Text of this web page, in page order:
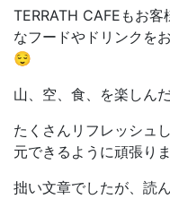
TERRATH CAFEもお
なフードやドリンクを
😌
山、空、食、を楽しん
たくさんリフレッシュ
元できるように頑張り
拙い文章でしたが、読